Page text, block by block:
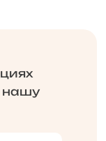
нашу